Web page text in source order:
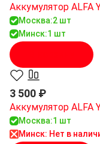
Аккумулятор ALFA
Москва:2 шт
Минск:1 шт
3 500 ₽
Аккумулятор ALFA
Москва:1 шт
Минск: Нет в